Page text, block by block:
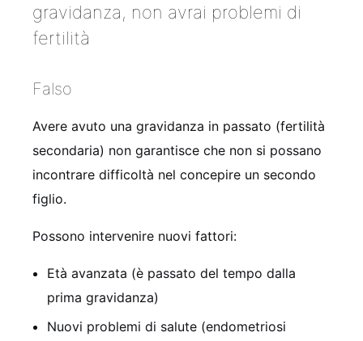
gravidanza, non avrai problemi di
fertilità
Falso
Avere avuto una gravidanza in passato (fertilità
secondaria) non garantisce che non si possano
incontrare difficoltà nel concepire un secondo
figlio.
Possono intervenire nuovi fattori:
Età avanzata (è passato del tempo dalla
prima gravidanza)
Nuovi problemi di salute (endometriosi